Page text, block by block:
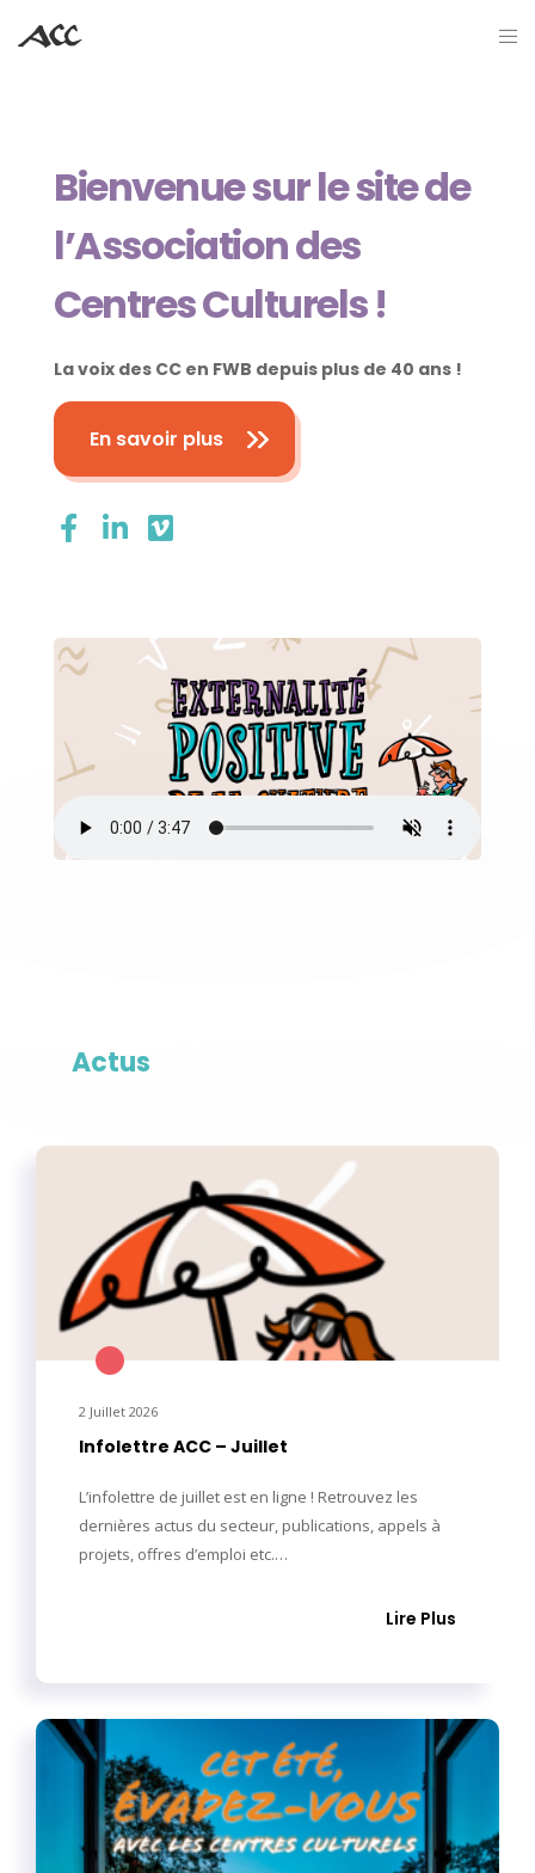
Bienvenue sur le site de
l’Association des
Centres Culturels !
La voix des CC en FWB depuis plus de 40 ans !
En savoir plus
Actus
2 Juillet 2026
Infolettre ACC – Juillet
L’infolettre de juillet est en ligne ! Retrouvez les
dernières actus du secteur, publications, appels à
projets, offres d’emploi etc.…
Lire Plus